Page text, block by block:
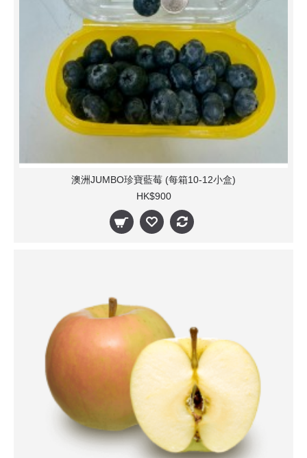
澳洲JUMBO珍寶藍莓 (每箱10-12小盒)
HK$900